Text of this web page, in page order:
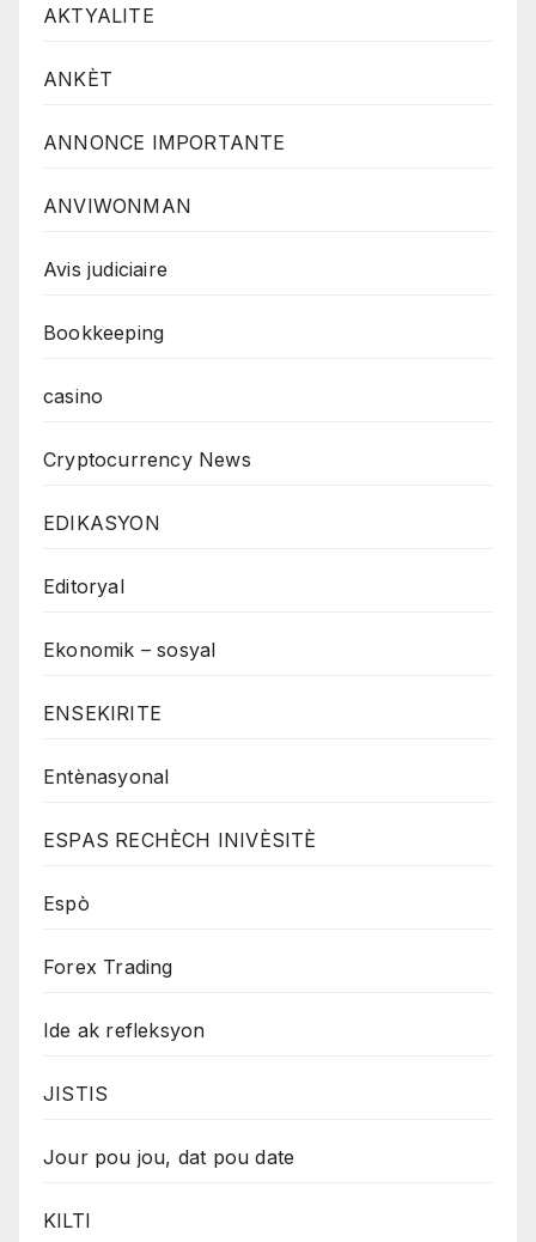
AKTYALITE
ANKÈT
ANNONCE IMPORTANTE
ANVIWONMAN
Avis judiciaire
Bookkeeping
casino
Cryptocurrency News
EDIKASYON
Editoryal
Ekonomik – sosyal
ENSEKIRITE
Entènasyonal
ESPAS RECHÈCH INIVÈSITÈ
Espò
Forex Trading
Ide ak refleksyon
JISTIS
Jour pou jou, dat pou date
KILTI